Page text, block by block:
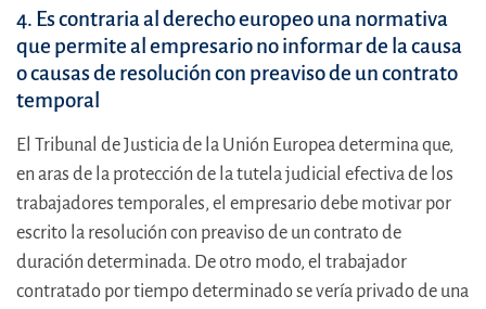
4. Es contraria al derecho europeo una normativa
que permite al empresario no informar de la causa
o causas de resolución con preaviso de un contrato
temporal
El Tribunal de Justicia de la Unión Europea determina que,
en aras de la protección de la tutela judicial efectiva de los
trabajadores temporales, el empresario debe motivar por
escrito la resolución con preaviso de un contrato de
duración determinada. De otro modo, el trabajador
contratado por tiempo determinado se vería privado de una